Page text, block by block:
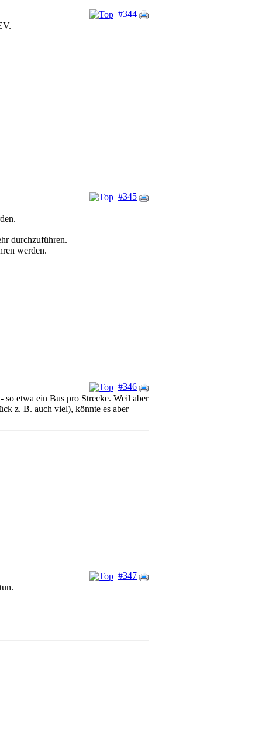
#344
#345
durchzuführen.
werden.
#346
so etwa ein Bus pro Strecke. Weil aber
z. B. auch viel), könnte es aber
#347